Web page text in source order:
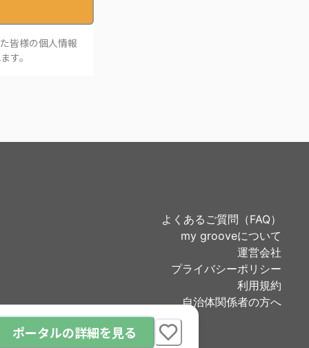
ポータルの詳細を見る
皆様の個人情報
す。
よくあるご質問（FAQ）
my grooveについて
運営会社
プライバシーポリシー
利用規約
自治体関係者の方へ